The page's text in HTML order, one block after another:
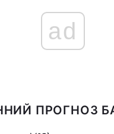
ad
ПРОГНОЗ